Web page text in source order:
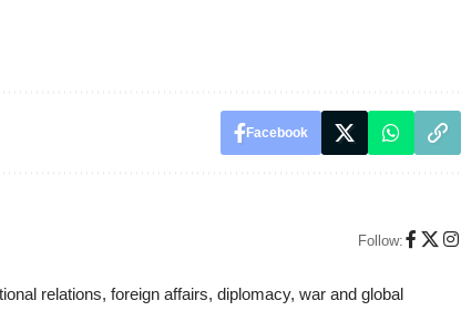
Facebook
Follow:
relations, foreign affairs, diplomacy, war and global